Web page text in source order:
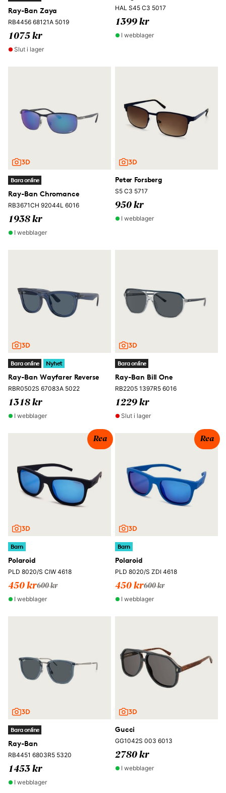
Ray-Ban Zaya
RB4456 68121A 5019
1075 kr
Slut i lager
HAL S45 C3 5017
1399 kr
I webblager
Bara online
Ray-Ban Chromance
RB3671CH 92044L 6016
1938 kr
I webblager
Peter Forsberg
S5 C3 5717
950 kr
I webblager
Bara online Nyhet
Ray-Ban Wayfarer Reverse
RBR0502S 67083A 5022
1318 kr
I webblager
Bara online
Ray-Ban Bill One
RB2205 1397R5 6016
1229 kr
Slut i lager
Rea
Barn
Polaroid
PLD 8020/S CIW 4618
450 kr600 kr
I webblager
Rea
Barn
Polaroid
PLD 8020/S ZDI 4618
450 kr600 kr
I webblager
Bara online
Ray-Ban
RB4451 6803R5 5320
1453 kr
I webblager
Gucci
GG1042S 003 6013
2780 kr
I webblager